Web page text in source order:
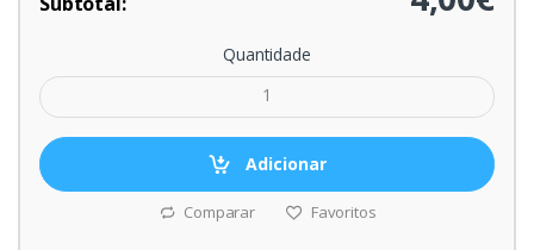
Quantidade
Adicionar
Comparar Favoritos